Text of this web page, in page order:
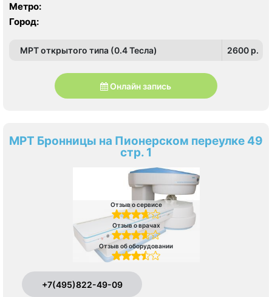
Метро:
Город:
МРТ открытого типа (0.4 Тесла) 2600 p.
Онлайн запись
МРТ Бронницы на Пионерском переулке 49
стр. 1
Отзыв о сервисе
Отзыв о врачах
Отзыв об оборудовании
+7(495)822-49-09